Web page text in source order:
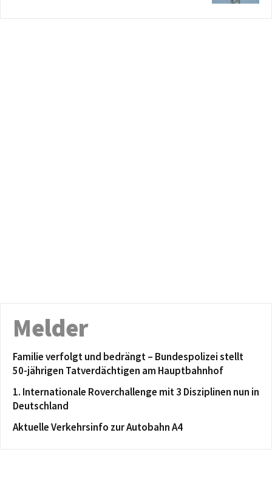
Melder
Familie verfolgt und bedrängt – Bundespolizei stellt
50-jährigen Tatverdächtigen am Hauptbahnhof
1. Internationale Roverchallenge mit 3 Disziplinen nun in
Deutschland
Aktuelle Verkehrsinfo zur Autobahn A4